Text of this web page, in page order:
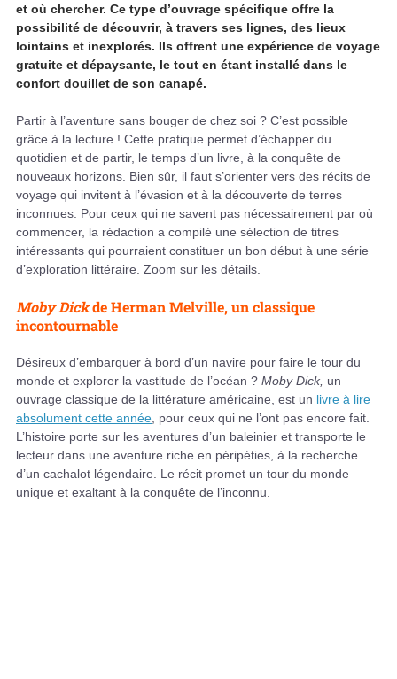
et où chercher. Ce type d’ouvrage spécifique offre la
possibilité de découvrir, à travers ses lignes, des lieux
lointains et inexplorés. Ils offrent une expérience de voyage
gratuite et dépaysante, le tout en étant installé dans le
confort douillet de son canapé.
Partir à l’aventure sans bouger de chez soi ? C’est possible
grâce à la lecture ! Cette pratique permet d’échapper du
quotidien et de partir, le temps d’un livre, à la conquête de
nouveaux horizons. Bien sûr, il faut s’orienter vers des récits de
voyage qui invitent à l’évasion et à la découverte de terres
inconnues. Pour ceux qui ne savent pas nécessairement par où
commencer, la rédaction a compilé une sélection de titres
intéressants qui pourraient constituer un bon début à une série
d’exploration littéraire. Zoom sur les détails.
Moby Dickde Herman Melville, un classique
incontournable
Désireux d’embarquer à bord d’un navire pour faire le tour du
monde et explorer la vastitude de l’océan ? Moby Dick, un
ouvrage classique de la littérature américaine, est un livre à lire
absolument cette année , pour ceux qui ne l’ont pas encore fait.
L’histoire porte sur les aventures d’un baleinier et transporte le
lecteur dans une aventure riche en péripéties, à la recherche
d’un cachalot légendaire. Le récit promet un tour du monde
unique et exaltant à la conquête de l’inconnu.